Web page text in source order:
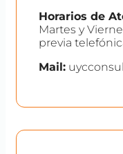
Horarios de
Martes y
previa
Mail: